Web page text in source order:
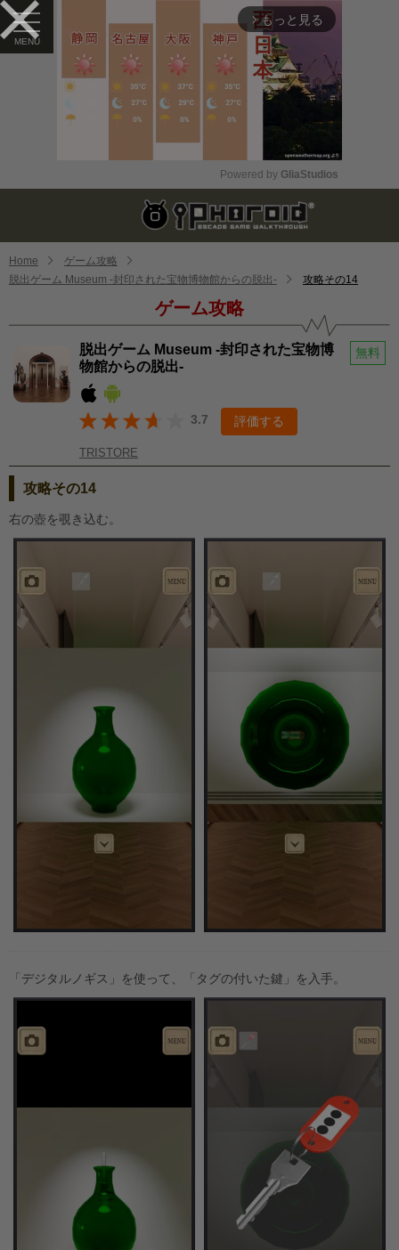
arrow_forward_ios もっと見る
Mute
Powered by GliaStudios
Home
ゲーム攻略
脱出ゲーム Museum -封印された宝物博物館からの脱出-
攻略その14
ゲーム攻略
脱出ゲーム Museum -封印された宝物博
物館からの脱出-
無料
3.7 評価する
TRISTORE
攻略その14
右の壺を覗き込む。
「デジタルノギス」を使って、「タグの付いた鍵」を入手。